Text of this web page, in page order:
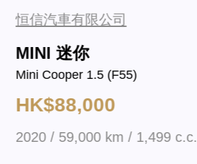
恒信汽車有限公司
MINI 迷你
Mini Cooper 1.5 (F55)
HK$88,000
2020 / 59,000 km / 1,499 c.c.